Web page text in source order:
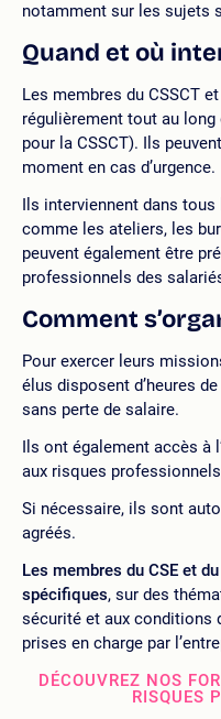
notamment sur les sujets
Quand et où
Les membres du CSSCT
régulièrement tout au long
pour la CSSCT). Ils
moment en cas d’urgence.
Ils interviennent dans tous
comme les ateliers, les
peuvent également être
professionnels des
Comment
Pour exercer leurs
élus disposent d’heures
sans perte de salaire.
Ils ont également accès à
aux risques
Si nécessaire, ils sont
agréés.
Les membres du CSE et
spécifiques, sur des
sécurité et aux conditions
prises en charge par
DÉCOUVREZ NOS
RISQUES